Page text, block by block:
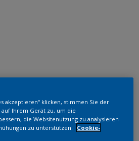
akzeptieren“ klicken, stimmen Sie der
Ihrem Gerät zu, um die
die Websitenutzung zu analysieren
zu unterstützen.
Cookie-